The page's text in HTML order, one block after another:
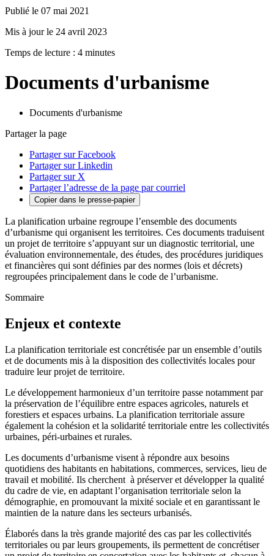
Publié le 07 mai 2021
Mis à jour le 24 avril 2023
Temps de lecture : 4 minutes
Documents d'urbanisme
Documents d'urbanisme
Partager la page
Partager sur Facebook
Partager sur Linkedin
Partager sur X
Partager l’adresse de la page par courriel
Copier dans le presse-papier
La planification urbaine regroupe l’ensemble des documents
d’urbanisme qui organisent les territoires. Ces documents traduisent
un projet de territoire s’appuyant sur un diagnostic territorial, une
évaluation environnementale, des études, des procédures juridiques
et financières qui sont définies par des normes (lois et décrets)
regroupées principalement dans le code de l’urbanisme.
Sommaire
Enjeux et contexte
La planification territoriale est concrétisée par un ensemble d’outils
et de documents mis à la disposition des collectivités locales pour
traduire leur projet de territoire.
Le développement harmonieux d’un territoire passe notamment par
la préservation de l’équilibre entre espaces agricoles, naturels et
forestiers et espaces urbains. La planification territoriale assure
également la cohésion et la solidarité territoriale entre les collectivités
urbaines, péri-urbaines et rurales.
Les documents d’urbanisme visent à répondre aux besoins
quotidiens des habitants en habitations, commerces, services, lieu de
travail et mobilité. Ils cherchent à préserver et développer la qualité
du cadre de vie, en adaptant l’organisation territoriale selon la
démographie, en promouvant la mixité sociale et en garantissant le
maintien de la nature dans les secteurs urbanisés.
Élaborés dans la très grande majorité des cas par les collectivités
territoriales ou par leurs groupements, ils permettent de concrétiser